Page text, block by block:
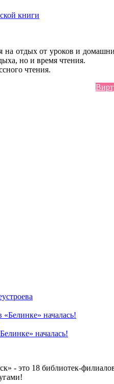
книги
на отдых от уроков и
но и время чтения.
чтения.
началась!
- это 18 библиотек-